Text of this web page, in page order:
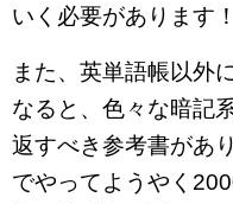
いく必要があります！
また、英単語帳以外
なると、色々な暗記
返すべき参考書があ
でやってようやく